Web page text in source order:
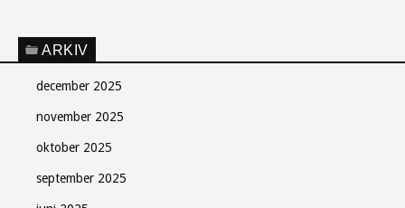
ARKIV
december 2025
november 2025
oktober 2025
september 2025